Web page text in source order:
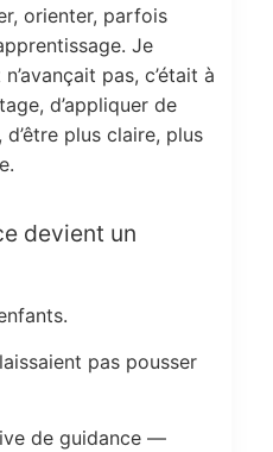
orienter, parfois
Je
pas, c’était à
d’appliquer de
plus claire, plus
devient un
pas pousser
de guidance —